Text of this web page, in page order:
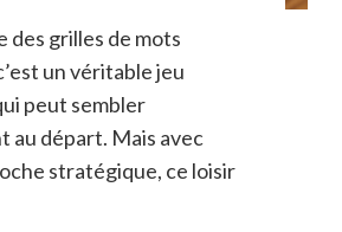
des grilles de mots
un véritable jeu
peut sembler
au départ. Mais avec
stratégique, ce loisir